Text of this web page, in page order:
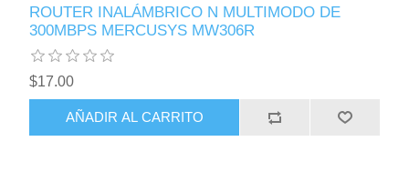
ROUTER INALÁMBRICO N MULTIMODO DE
300MBPS MERCUSYS MW306R
$17.00
AÑADIR AL CARRITO